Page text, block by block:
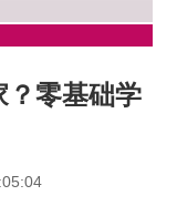
？零基础学